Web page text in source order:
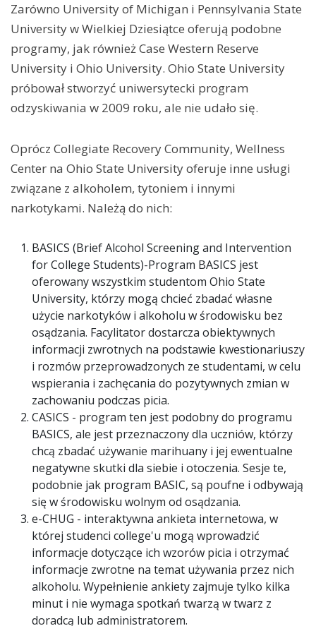
Zarówno University of Michigan i Pennsylvania State
University w Wielkiej Dziesiątce oferują podobne
programy, jak również Case Western Reserve
University i Ohio University. Ohio State University
próbował stworzyć uniwersytecki program
odzyskiwania w 2009 roku, ale nie udało się.
Oprócz Collegiate Recovery Community, Wellness
Center na Ohio State University oferuje inne usługi
związane z alkoholem, tytoniem i innymi
narkotykami. Należą do nich:
BASICS (Brief Alcohol Screening and Intervention
for College Students)-Program BASICS jest
oferowany wszystkim studentom Ohio State
University, którzy mogą chcieć zbadać własne
użycie narkotyków i alkoholu w środowisku bez
osądzania. Facylitator dostarcza obiektywnych
informacji zwrotnych na podstawie kwestionariuszy
i rozmów przeprowadzonych ze studentami, w celu
wspierania i zachęcania do pozytywnych zmian w
zachowaniu podczas picia.
CASICS - program ten jest podobny do programu
BASICS, ale jest przeznaczony dla uczniów, którzy
chcą zbadać używanie marihuany i jej ewentualne
negatywne skutki dla siebie i otoczenia. Sesje te,
podobnie jak program BASIC, są poufne i odbywają
się w środowisku wolnym od osądzania.
e-CHUG - interaktywna ankieta internetowa, w
której studenci college'u mogą wprowadzić
informacje dotyczące ich wzorów picia i otrzymać
informacje zwrotne na temat używania przez nich
alkoholu. Wypełnienie ankiety zajmuje tylko kilka
minut i nie wymaga spotkań twarzą w twarz z
doradcą lub administratorem.